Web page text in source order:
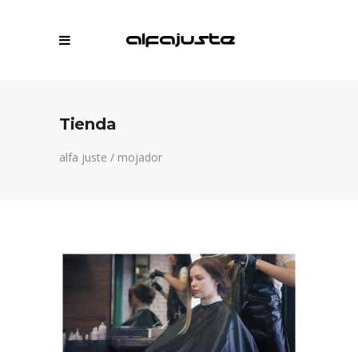
Tienda
alfa juste / mojador